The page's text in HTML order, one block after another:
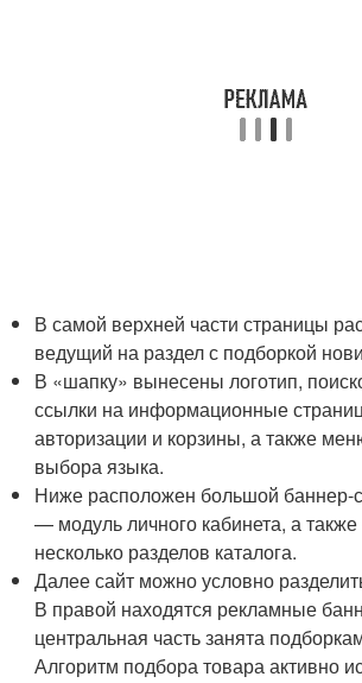
В самой верхней части страницы
ведущий на раздел с подборкой
В «шапку» вынесены логотип,
ссылки на информационные
авторизации и корзины, а также
выбора языка.
Ниже расположен большой баннер-
— модуль личного кабинета, а
несколько разделов каталога.
Далее сайт можно условно
В правой находятся рекламные
центральная часть занята
Алгоритм подбора товара активно